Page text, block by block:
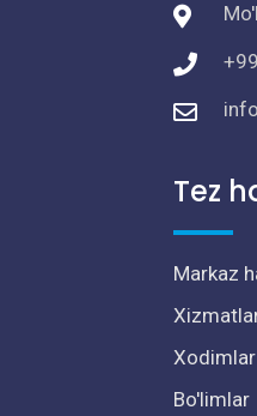
Tez
Markaz
Xodimlar
Bo'limlar